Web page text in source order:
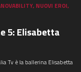
, NUOVI EROI,
5: Elisabetta
Tv è la ballerina Elisabetta